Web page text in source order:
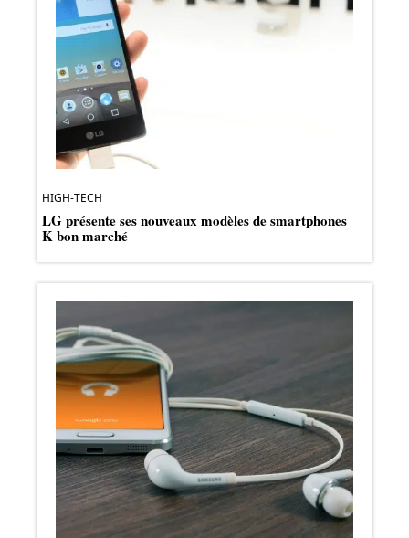
HIGH-TECH
LG présente ses nouveaux modèles de smartphones
K bon marché